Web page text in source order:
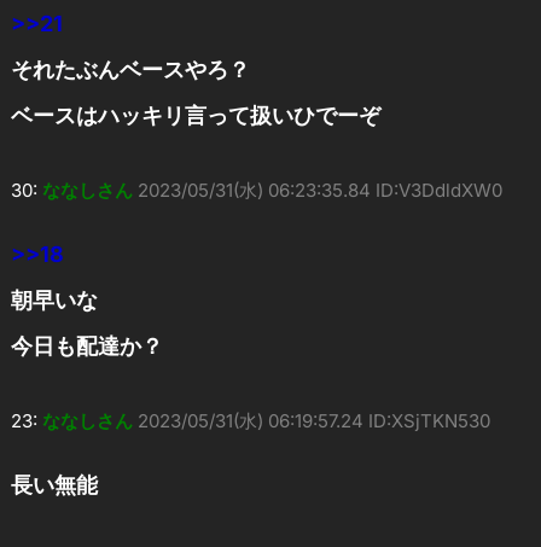
>>21
それたぶんベースやろ？
ベースはハッキリ言って扱いひでーぞ
30: ななしさん 2023/05/31(水) 06:23:35.84 ID:V3DdldXW0
>>18
朝早いな
今日も配達か？
23: ななしさん 2023/05/31(水) 06:19:57.24 ID:XSjTKN530
長い無能